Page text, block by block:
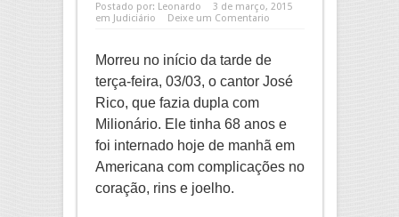
Postado por: Leonardo
3 de março, 2015
em
Judiciário Deixe um Comentario
Morreu no início da tarde de
terça-feira, 03/03, o cantor José
Rico, que fazia dupla com
Milionário. Ele tinha 68 anos e
foi internado hoje de manhã em
Americana com complicações no
coração, rins e joelho.